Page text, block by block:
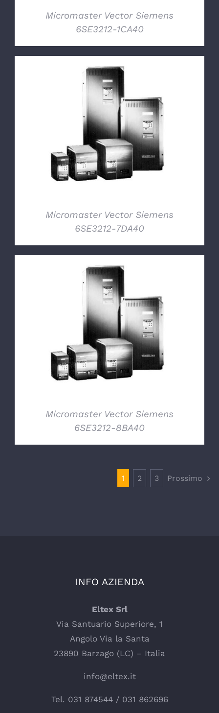
Micromaster Vector Siemens
6SE3212-1CA40
DETTAGLI
Micromaster Vector Siemens
6SE3212-7DA40
DETTAGLI
Micromaster Vector Siemens
6SE3212-8BA40
1 2 3 Prossimo
INFO AZIENDA
Eltex Srl
Via Santuario Superiore, 1
Angolo Via la Santa
23890 Barzago (LC) – Italia
info@eltex.it
Tel. 031 874544/ 031 862696